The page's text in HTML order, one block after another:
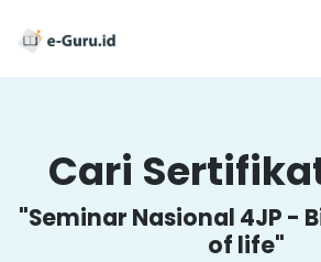
Cari
"Seminar Nasional 4JP -
of life"